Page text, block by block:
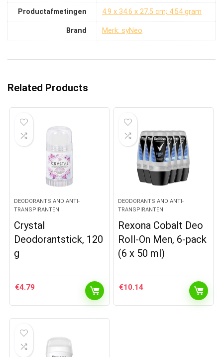
Productafmetingen ‎4.9 x 34.6 x 27.5 cm; 4.54 gram
Brand Merk: syNeo
Related Products
DEODORANTS AND ANTI-
TRANSPIRANTEN
Crystal
Deodorantstick, 120
g
€4.79
DEODORANTS AND ANTI-
TRANSPIRANTEN
Rexona Cobalt Deo
Roll-On Men, 6-pack
(6 x 50 ml)
€10.14